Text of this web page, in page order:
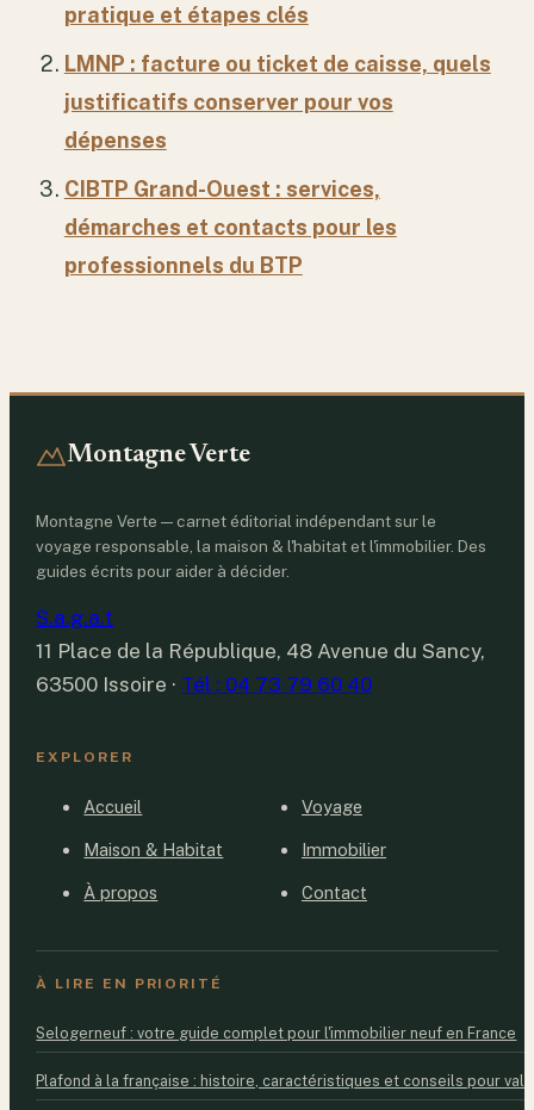
pratique et étapes clés
LMNP : facture ou ticket de caisse, quels
justificatifs conserver pour vos
dépenses
CIBTP Grand-Ouest : services,
démarches et contacts pour les
professionnels du BTP
Montagne Verte
Montagne Verte — carnet éditorial indépendant sur le
voyage responsable, la maison & l'habitat et l'immobilier. Des
guides écrits pour aider à décider.
S.a.g.a.t
11 Place de la République, 48 Avenue du Sancy,
63500 Issoire · Tél : 04 73 79 60 40
EXPLORER
Accueil Voyage
Maison & Habitat Immobilier
À propos Contact
À LIRE EN PRIORITÉ
Selogerneuf : votre guide complet pour l'immobilier neuf en France
Plafond à la française : histoire, caractéristiques et conseils pour